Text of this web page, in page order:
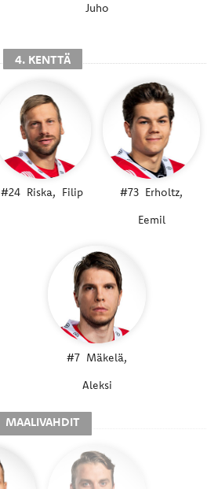
Juho
4. KENTTÄ
#24 Riska, Filip #73 Erholtz,
Eemil
#7 Mäkelä,
Aleksi
MAALIVAHDIT